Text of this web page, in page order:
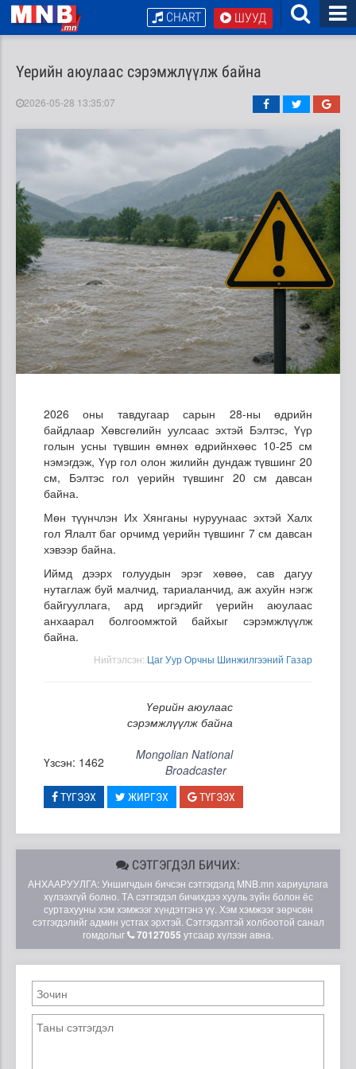
ШУУД
CHART
Үерийн аюулаас сэрэмжлүүлж байна
2026-05-28 13:35:07
2026 оны тавдугаар сарын 28-ны өдрийн
байдлаар Хөвсгөлийн уулсаас эхтэй Бэлтэс, Үүр
голын усны түвшин өмнөх өдрийнхөөс 10-25 см
нэмэгдэж, Үүр гол олон жилийн дундаж түвшинг 20
см, Бэлтэс гол үерийн түвшинг 20 см давсан
байна.
Мөн түүнчлэн Их Хянганы нуруунаас эхтэй Халх
гол Ялалт баг орчимд үерийн түвшинг 7 см давсан
хэвээр байна.
Иймд дээрх голуудын эрэг хөвөө, сав дагуу
нутаглаж буй малчид, тариаланчид, аж ахуйн нэгж
байгууллага, ард иргэдийг үерийн аюулаас
анхаарал болгоомжтой байхыг сэрэмжлүүлж
байна.
Нийтэлсэн: Цаг Уур Орчны Шинжилгээний Газар
Үерийн аюулаас
сэрэмжлүүлж байна
Үзсэн: 1462
Mongolian National
Broadcaster
ТҮГЭЭХ ЖИРГЭХ ТҮГЭЭХ
СЭТГЭГДЭЛ БИЧИХ:
АНХААРУУЛГА: Уншигчдын бичсэн сэтгэгдэлд MNB.mn хариуцлага
хүлээхгүй болно. ТА сэтгэгдэл бичихдээ хууль зүйн болон ёс
суртахууны хэм хэмжээг хүндэтгэнэ үү. Хэм хэмжээг зөрчсөн
сэтгэгдэлийг админ устгах эрхтэй. Сэтгэгдэлтэй холбоотой санал
гомдолыг
70127055 утсаар хүлээн авна.